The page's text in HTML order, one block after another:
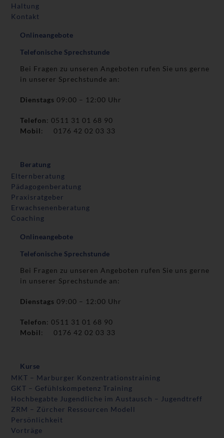
Haltung
Kontakt
Onlineangebote
Telefonische Sprechstunde
Bei Fragen zu unseren Angeboten rufen Sie uns gerne
in unserer Sprechstunde an:
Dienstags09:00 – 12:00 Uhr
Telefon: 0511 31 01 68 90
Mobil: 0176 42 02 03 33
Beratung
Elternberatung
Pädagogenberatung
Praxisratgeber
Erwachsenenberatung
Coaching
Onlineangebote
Telefonische Sprechstunde
Bei Fragen zu unseren Angeboten rufen Sie uns gerne
in unserer Sprechstunde an:
Dienstags09:00 – 12:00 Uhr
Telefon: 0511 31 01 68 90
Mobil: 0176 42 02 03 33
Kurse
MKT – Marburger Konzentrationstraining
GKT – Gefühlskompetenz Training
Hochbegabte Jugendliche im Austausch – Jugendtreff
ZRM – Zürcher Ressourcen Modell
Persönlichkeit
Vorträge